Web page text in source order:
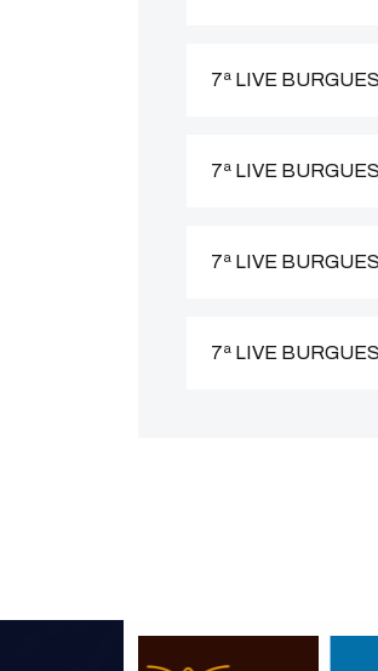
7ª LIVE
7ª LIVE
7ª LIVE
7ª LIVE